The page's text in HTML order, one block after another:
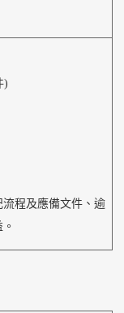
)
程及應備文件、逾